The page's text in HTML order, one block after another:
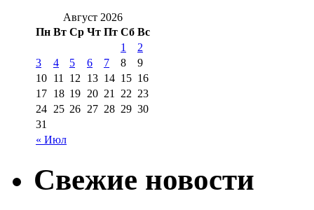
Август 2026
Пн Вт Ср Чт Пт Сб Вс
« Июл
1
2
3
4 5 6 7 8
9
10 11 12 13 14 15 16
17 18 19 20 21 22 23
24 25 26 27 28 29 30
31
Свежие новости